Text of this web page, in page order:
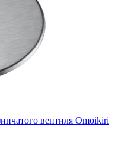
вентиля Omoikiri